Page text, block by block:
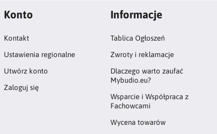
Konto
Kontakt
Ustawienia regionalne
Utwórz konto
Zaloguj się
Informacje
Tablica Ogłoszeń
Zwroty i reklamacje
Dlaczego warto zaufać
Mybudio.eu?
Wsparcie i Współpraca z
Fachowcami
Wycena towarów